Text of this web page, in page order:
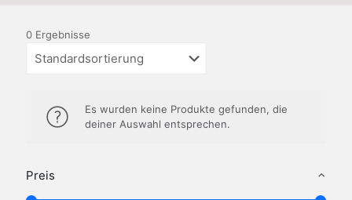
Preis
0 Ergebnisse
Es wurden keine Produkte gefunden, die
deiner Auswahl entsprechen.